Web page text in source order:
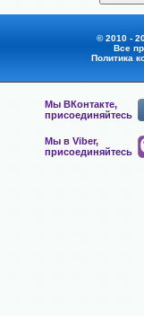
© 2010 -
Все
Политика
Мы ВКонтакте,
присоединяйтесь
Мы в Viber,
присоединяйтесь